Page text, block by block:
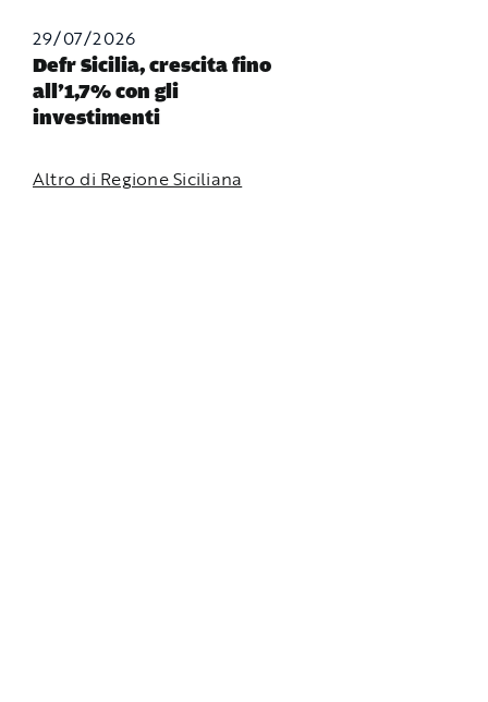
29/07/2026
Defr Sicilia, crescita fino
all’1,7% con gli
investimenti
Altro di Regione Siciliana